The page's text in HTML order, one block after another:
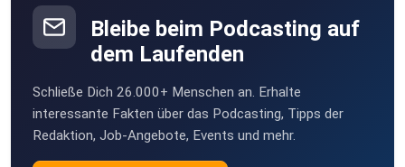
Bleibe beim Podcasting auf
dem Laufenden
Schließe Dich 26.000+ Menschen an. Erhalte
interessante Fakten über das Podcasting, Tipps der
Redaktion, Job-Angebote, Events und mehr.